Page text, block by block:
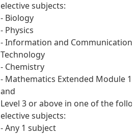
elective subjects:
- Biology
- Physics
- Information and Communication
Technology
- Chemistry
- Mathematics Extended Module 1
and
Level 3 or above in one of the
elective subjects:
- Any 1 subject